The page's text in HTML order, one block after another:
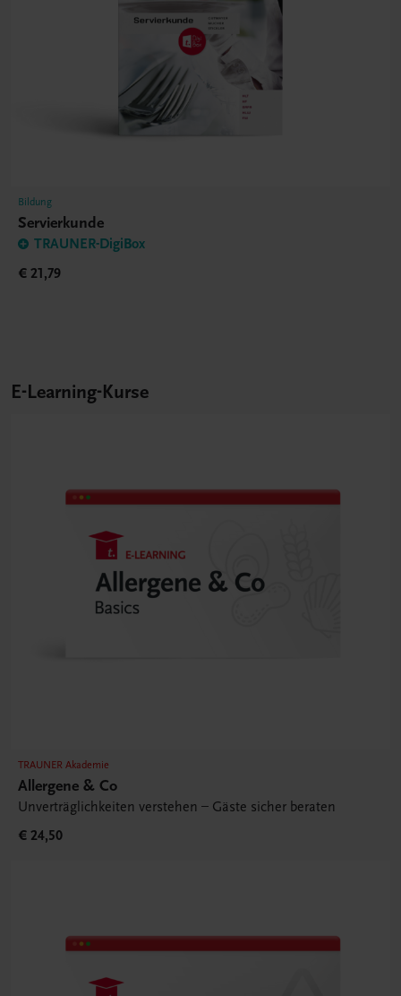
Bildung
Servierkunde
TRAUNER-DigiBox
€ 21,79
E-Learning-Kurse
TRAUNER Akademie
Allergene & Co
Unverträglichkeiten verstehen – Gäste sicher beraten
€ 24,50